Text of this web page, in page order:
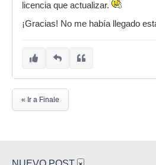
licencia que actualizar.
¡Gracias! No me había llegado
« Ir a Finale